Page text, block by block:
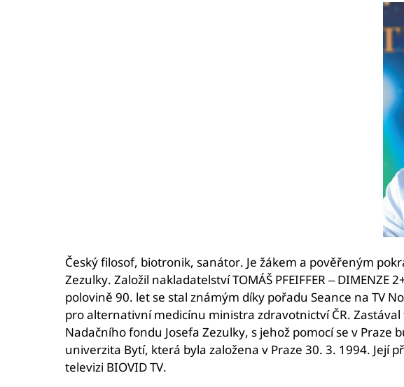
Český filosof, biotronik, sanátor. Je žákem a pověřeným
Zezulky. Založil nakladatelství TOMÁŠ PFEIFFER –
polovině 90. let se stal známým díky pořadu Seance na TV
pro alternativní medicínu ministra zdravotnictví ČR.
Nadačního fondu Josefa Zezulky, s jehož pomocí se v
univerzita Bytí, která byla založena v Praze 30. 3. 1994. Její
televizi BIOVID TV.